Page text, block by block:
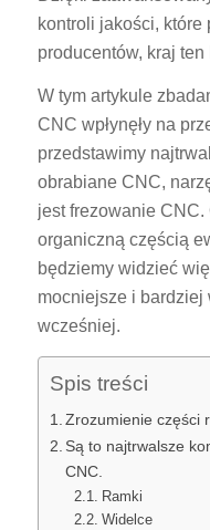
kontroli jakości, które
producentów, kraj ten
W tym artykule
CNC wpłynęły na
przedstawimy
obrabiane CNC,
jest frezowanie
organiczną częścią
będziemy widzieć
mocniejsze i
wcześniej.
Spis treści
Zrozumienie części
Są to najtrwalsze
CNC.
Ramki
Widelce